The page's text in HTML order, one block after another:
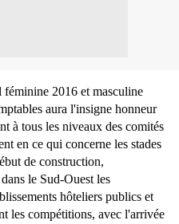
2016 et masculine
aura l'insigne honneur
à tous les niveaux des comités
en ce qui concerne les stades
de construction,
le Sud-Ouest les
hôteliers publics et
les compétitions, avec l'arrivée